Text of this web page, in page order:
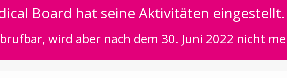
Board hat seine Aktivitäten eingestellt.
wird aber nach dem 30. Juni 2022 nicht